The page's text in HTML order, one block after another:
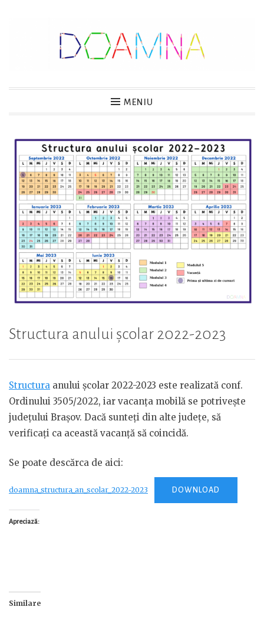
DOAMNA MENIU
Structura anului școlar 2022-2023
Structura anului școlar 2022-2023 este realizată conf.
Ordinului 3505/2022, iar vacanța mobilă se potrivește
județului Brașov. Dacă sunteți din alte județe, să
verificați ca această vacanță să coincidă.
Se poate descărca de aici:
doamna_structura_an_scolar_2022-2023 DOWNLOAD
Apreciază:
Similare